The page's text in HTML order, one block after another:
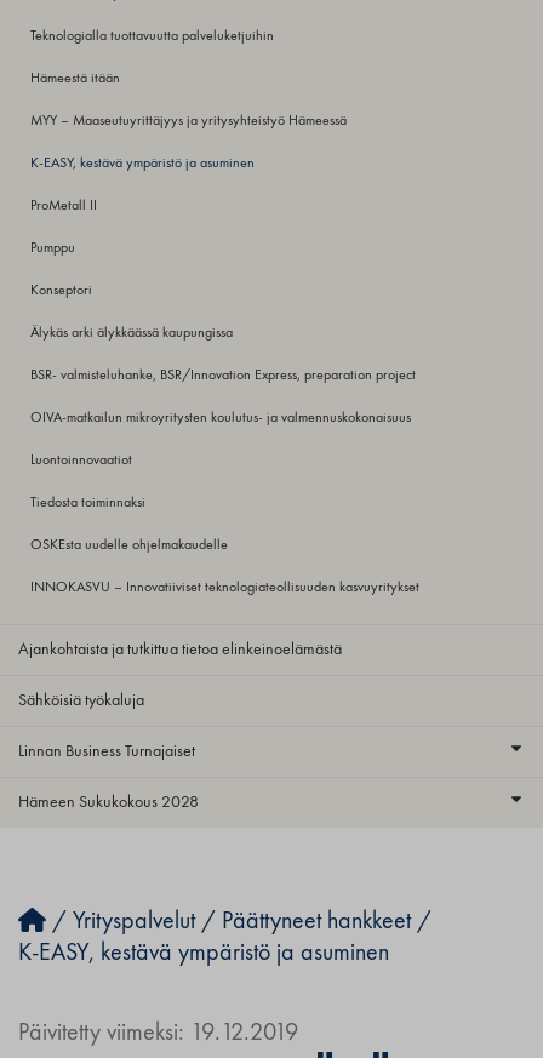
Teknologialla tuottavuutta palveluketjuihin
Hämeestä itään
MYY – Maaseutuyrittäjyys ja yritysyhteistyö Hämeessä
K-EASY, kestävä ympäristö ja asuminen
ProMetall II
Pumppu
Konseptori
Älykäs arki älykkäässä kaupungissa
BSR- valmisteluhanke, BSR/Innovation Express, preparation project
OIVA-matkailun mikroyritysten koulutus- ja valmennuskokonaisuus
Luontoinnovaatiot
Tiedosta toiminnaksi
OSKEsta uudelle ohjelmakaudelle
INNOKASVU – Innovatiiviset teknologiateollisuuden kasvuyritykset
Ajankohtaista ja tutkittua tietoa elinkeinoelämästä
Sähköisiä työkaluja
Linnan Business Turnajaiset
Hämeen Sukukokous 2028
/ Yrityspalvelut / Päättyneet hankkeet /
K-EASY, kestävä ympäristö ja asuminen
Päivitetty viimeksi: 19.12.2019